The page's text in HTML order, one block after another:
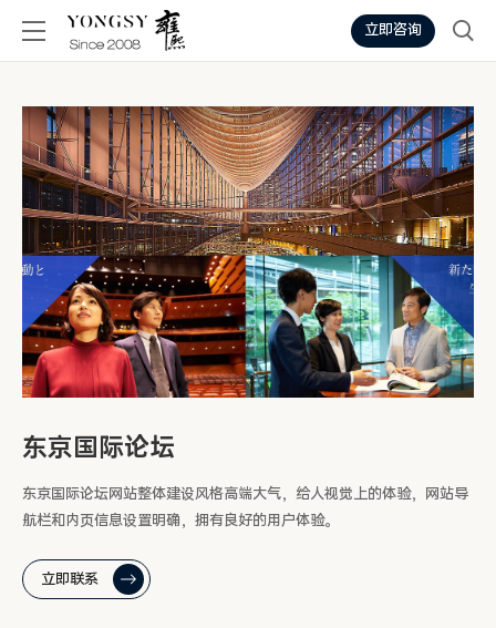
立即咨询
东京国际论坛
东京国际论坛网站整体建设风格高端大气，给人视觉上的体验，网站导
航栏和内页信息设置明确，拥有良好的用户体验。
立即联系